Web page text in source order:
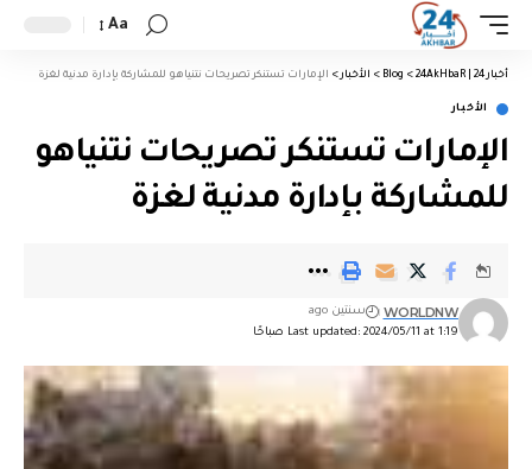
Aa
أخبار 24 | 24AkHbaR >
Blog
> الأخبار > الإمارات تستنكر تصريحات نتنياهو للمشاركة بإدارة مدنية لغزة
الأخبار
الإمارات تستنكر تصريحات نتنياهو
للمشاركة بإدارة مدنية لغزة
Last updated: 2024/05/11 at 1:19 صباحًا
WORLDNW سنتين ago